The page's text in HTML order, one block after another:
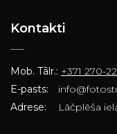
Kontakti
Mob. Tālr.: +371 270-
E-pasts:
Adrese:
Lāčplēša